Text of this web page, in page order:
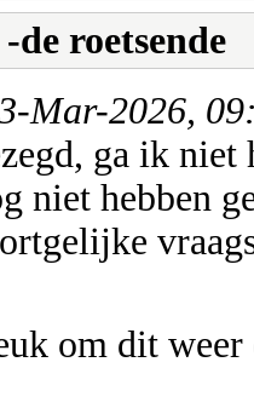
de roetsende
Mar-2026,
ga ik
niet hebben
om dit